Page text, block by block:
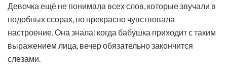
Девочка ещё не понимала всех слов, которые звучали в
подобных ссорах, но прекрасно чувствовала
настроение. Она знала: когда бабушка приходит с таким
выражением лица, вечер обязательно закончится
слезами.